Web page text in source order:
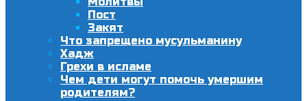
Пост
Закят
Что запрещено мусульманину
Хадж
Грехи в исламе
Чем дети могут помочь умершим
родителям?